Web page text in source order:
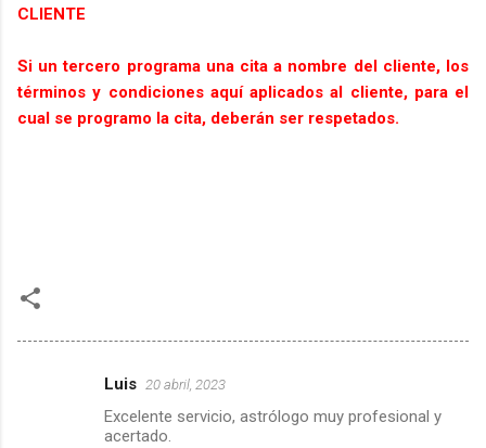
CLIENTE
Si un tercero programa una cita a nombre del cliente, los
términos y condiciones aquí aplicados al cliente, para el
cual se programo la cita, deberán ser respetados.
Luis 20 abril, 2023
Excelente servicio, astrólogo muy profesional y
acertado.